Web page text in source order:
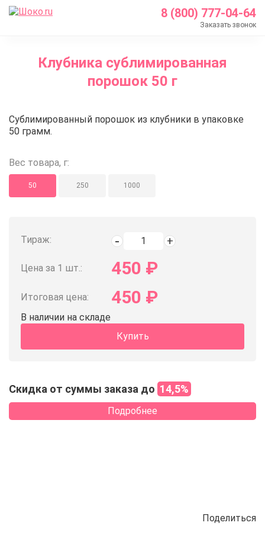
8 (800) 777-04-64
Заказать звонок
Каталог
Кондитерские ингредиенты
Клубника сублимированная порошок 50 г
Клубника сублимированная
порошок 50 г
Клубника сублимированная
Сублимированный порошок из клубники в упаковке
50 грамм.
Вес товара, г:
50 250 1000
Тираж:
Цена за 1 шт.: 450 ₽
Итоговая цена: 450 ₽
В наличии на складе
Купить
Скидка от суммы заказа до 14,5%
Подробнее
Поделиться